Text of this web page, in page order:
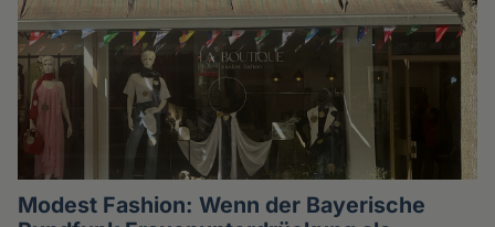
Modest Fashion: Wenn der Bayerische